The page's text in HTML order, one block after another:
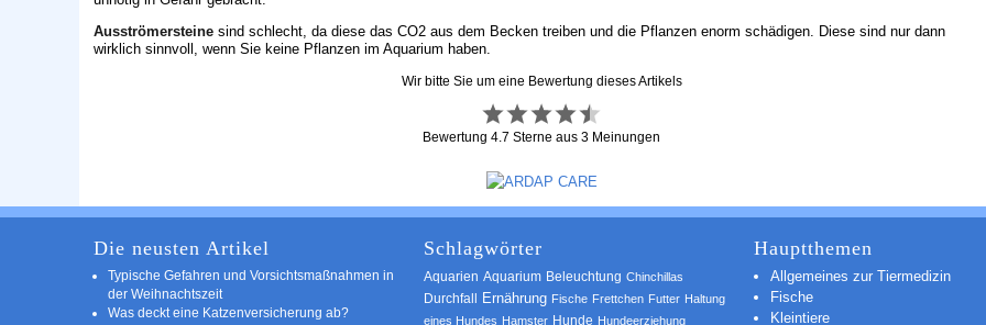
Ausströmersteine sind schlecht, da diese das CO2 aus dem Becken treiben und die Pflanzen enorm schädigen. Diese sind nur dann
wirklich sinnvoll, wenn Sie keine Pflanzen im Aquarium haben.
Wir bitte Sie um eine Bewertung dieses Artikels
Bewertung 4.7 Sterne aus 3 Meinungen
Die neusten Artikel
Typische Gefahren und Vorsichtsmaßnahmen in
der Weihnachtszeit
Was deckt eine Katzenversicherung ab?
Schlagwörter
Aquarien Aquarium Beleuchtung Chinchillas
Durchfall Ernährung Fische Frettchen Futter Haltung
eines Hundes Hamster Hunde Hundeerziehung
Hauptthemen
Allgemeines zur Tiermedizin
Fische
Kleintiere